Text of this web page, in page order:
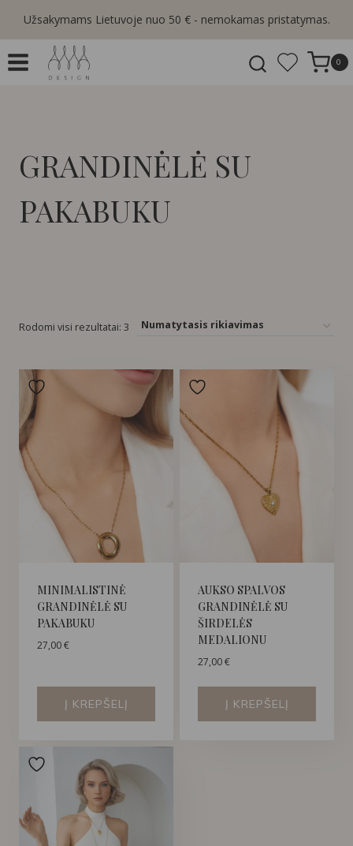
content
Užsakymams Lietuvoje nuo 50 € - nemokamas pristatymas.
0
GRANDINĖLĖ SU
PAKABUKU
Rodomi visi rezultatai: 3
MINIMALISTINĖ
GRANDINĖLĖ SU
PAKABUKU
27,00€
Į KREPŠELĮ
AUKSO SPALVOS
GRANDINĖLĖ SU
ŠIRDELĖS
MEDALIONU
27,00€
Į KREPŠELĮ